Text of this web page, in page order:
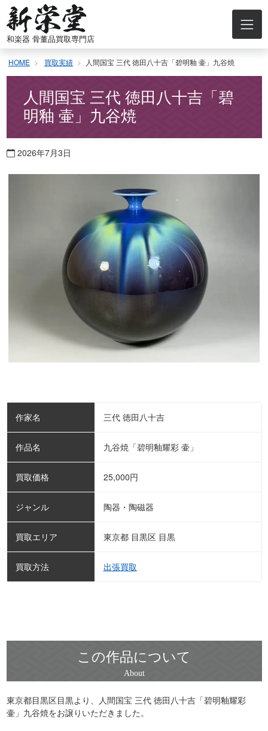
ン和楽器 骨董品買取専門店
HOME 買取実績 人間国宝 三代 徳田八十吉「碧明釉 壷」九谷焼
人間国宝 三代 徳田八十吉「碧
明釉 壷」九谷焼
2026年7月3日
作家名 三代 徳田八十吉
作品名 九谷焼「碧明釉耀彩 壷」
買取価格 25,000円
ジャンル 陶器・陶磁器
買取エリア 東京都 目黒区 目黒
買取方法 出張買取
この作品について
東京都目黒区目黒より、人間国宝 三代 徳田八十吉「碧明釉耀彩
壷」九谷焼をお譲りいただきました。